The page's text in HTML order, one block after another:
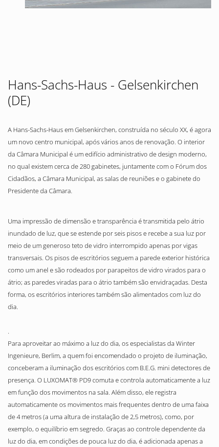
Hans-Sachs-Haus - Gelsenkirchen
(DE)
A Hans-Sachs-Haus em Gelsenkirchen, construída no século XX, é agora
um novo centro municipal, após vários anos de renovação. O interior
da Câmara Municipal é um edifício administrativo de design moderno,
no qual existem cerca de 280 gabinetes, juntamente com o Fórum dos
Cidadãos, a Câmara Municipal, as salas de reuniões e o gabinete do
Presidente da Câmara.
Uma impressão de dimensão e transparência é transmitida pelo átrio
inundado de luz, que se estende por seis pisos e recebe a sua luz por
meio de um generoso teto de vidro interrompido apenas por vigas
transversais. Os pisos de escritórios seguem a parede exterior histórica
como um anel e são rodeados por parapeitos de vidro virados para o
átrio; as paredes viradas para o átrio também são envidraçadas. Desta
forma, os escritórios interiores também são alimentados com luz do
dia.
.
Para aproveitar ao máximo a luz do dia, os especialistas da Winter
Ingenieure, Berlim, a quem foi encomendado o projeto de iluminação,
conceberam a iluminação dos escritórios com B.E.G. mini detectores de
presença. O LUXOMAT® PD9 comuta e controla automaticamente a luz
em função dos movimentos na sala. Além disso, ele registra
automaticamente os movimentos mais frequentes dentro de uma faixa
de 4 metros (a uma altura de instalação de 2,5 metros), como, por
exemplo, o equilíbrio em segredo. Graças ao controle dependente da
luz do dia, em condições de pouca luz do dia, é adicionada apenas a